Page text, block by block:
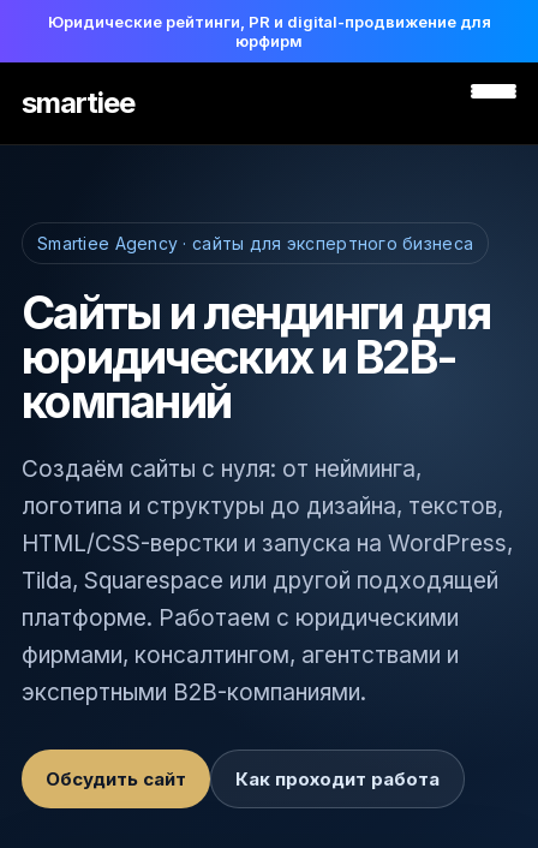
Юридические рейтинги, PR и digital-продвижение для
юрфирм
smartiee
Smartiee Agency · сайты для экспертного бизнеса
Сайты и лендинги для
юридических и B2B-
компаний
Создаём сайты с нуля: от нейминга,
логотипа и структуры до дизайна, текстов,
HTML/CSS-верстки и запуска на WordPress,
Tilda, Squarespace или другой подходящей
платформе. Работаем с юридическими
фирмами, консалтингом, агентствами и
экспертными B2B-компаниями.
Обсудить сайт Как проходит работа